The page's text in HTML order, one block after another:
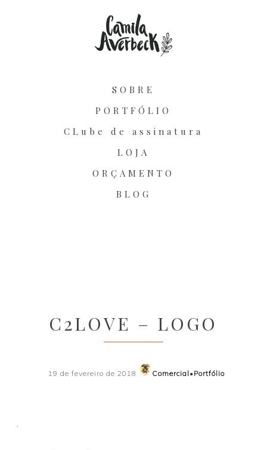
SOBRE
PORTFÓLIO
CLube de assinatura
LOJA
ORÇAMENTO
BLOG
C2LOVE – LOGO
19 de fevereiro de 2018 Comercial•Portfólio
.